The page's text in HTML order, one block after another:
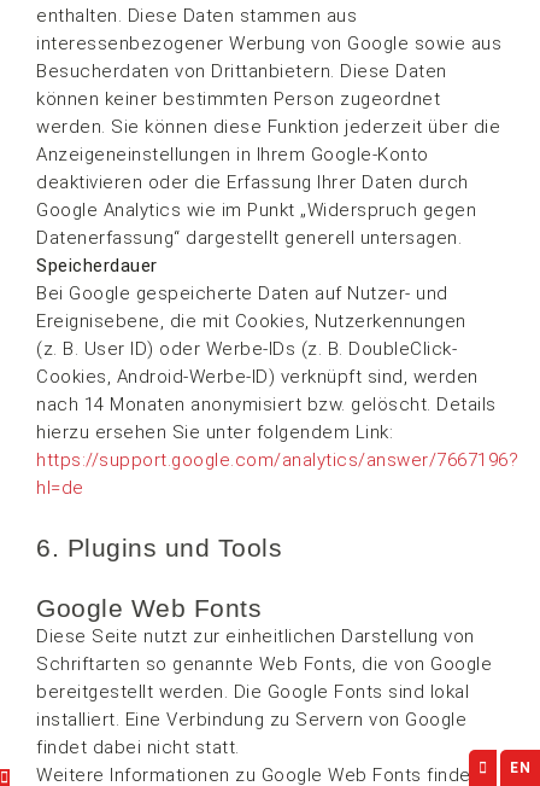
enthalten. Diese Daten stammen aus
interessenbezogener Werbung von Google sowie aus
Besucherdaten von Drittanbietern. Diese Daten
können keiner bestimmten Person zugeordnet
werden. Sie können diese Funktion jederzeit über die
Anzeigeneinstellungen in Ihrem Google-Konto
deaktivieren oder die Erfassung Ihrer Daten durch
Google Analytics wie im Punkt „Widerspruch gegen
Datenerfassung“ dargestellt generell untersagen.
Speicherdauer
Bei Google gespeicherte Daten auf Nutzer- und
Ereignisebene, die mit Cookies, Nutzerkennungen
(z. B. User ID) oder Werbe-IDs (z. B. DoubleClick-
Cookies, Android-Werbe-ID) verknüpft sind, werden
nach 14 Monaten anonymisiert bzw. gelöscht. Details
hierzu ersehen Sie unter folgendem Link:
https://support.google.com/analytics/answer/7667196?
hl=de
6. Plugins und Tools
Google Web Fonts
Diese Seite nutzt zur einheitlichen Darstellung von
Schriftarten so genannte Web Fonts, die von Google
bereitgestellt werden. Die Google Fonts sind lokal
installiert. Eine Verbindung zu Servern von Google
findet dabei nicht statt.
Weitere Informationen zu Google Web Fonts finden
auswählen
EN